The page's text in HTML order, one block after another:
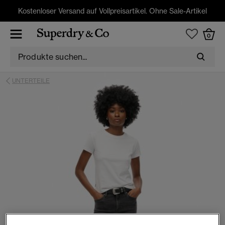
Kostenloser Versand auf Vollpreisartikel. Ohne Sale-Artikel
0
UNTERTEILE